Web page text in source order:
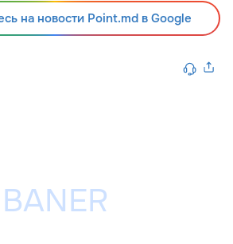
на новости Point.md в Google